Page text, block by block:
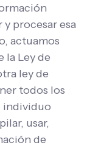
procesar esa
actuamos
la Ley de
ley de
todos los
individuo
usar,
de